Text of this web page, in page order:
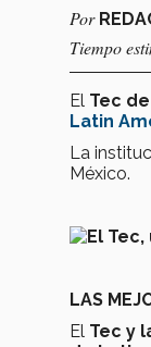
Por
Tiempo
El Tec
Latin
La
México.
LAS
El Tec y